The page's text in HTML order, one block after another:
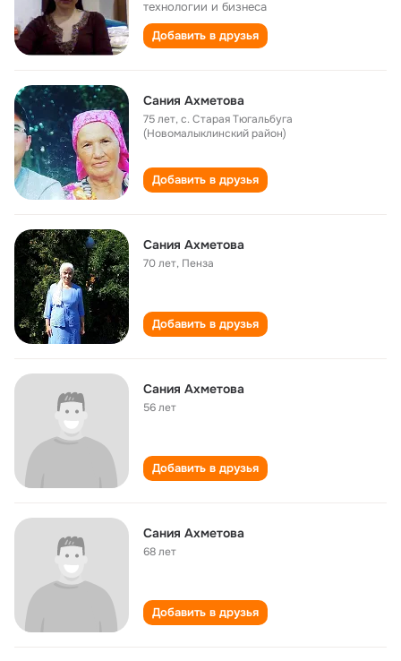
технологии и бизнеса
Добавить в друзья
Сания Ахметова
75 лет,с. Старая Тюгальбуга
(Новомалыклинский район)
Добавить в друзья
Сания Ахметова
70 лет, Пенза
Добавить в друзья
Сания Ахметова
56 лет
Добавить в друзья
Сания Ахметова
68 лет
Добавить в друзья